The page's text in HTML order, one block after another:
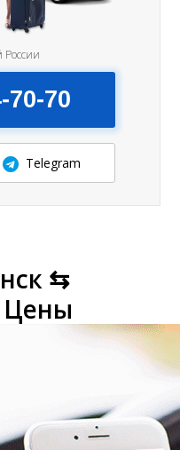
70-70
России
Telegram
⇆